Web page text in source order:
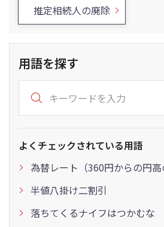
推定相続人の廃除
用語を探す
よくチェックされている用語
為替レート（360円からの円高
半値八掛け二割引
落ちてくるナイフはつかむな